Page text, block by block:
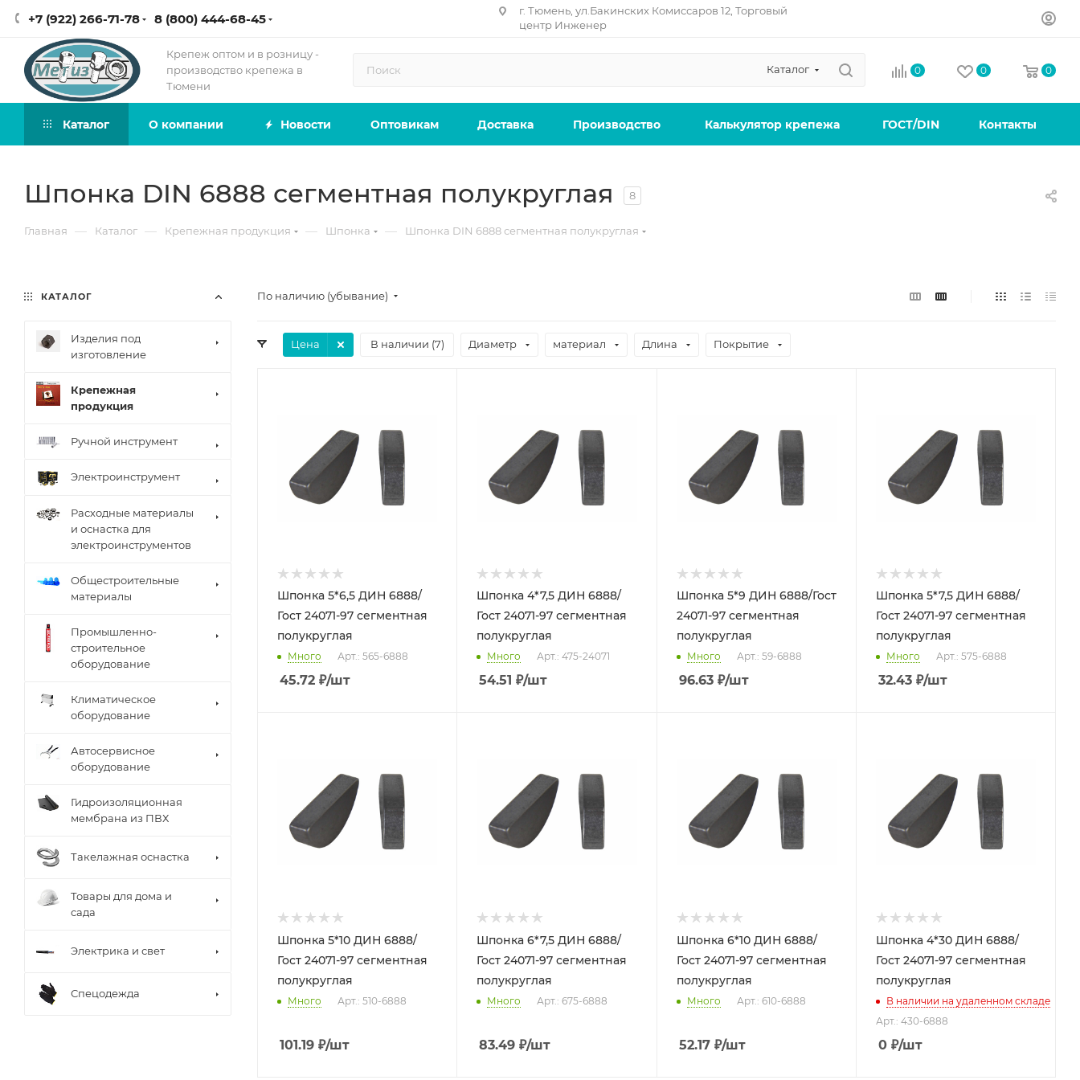
+7 (922) 266-71-78 8 (800) 444-68-45
г. Тюмень, ул.Бакинских Комиссаров 12, Торговый
центр Инженер
Крепеж оптом и в розницу -
производство крепежа в
Тюмени
Каталог 0 0 0
Каталог О компании Новости Оптовикам Доставка Производство Калькулятор крепежа ГОСТ/DIN Контакты
Шпонка DIN 6888 сегментная полукруглая 8
Главная — Каталог — Крепежная продукция — Шпонка — Шпонка DIN 6888 сегментная полукруглая
По наличию (убывание)
Цена В наличии (7) Диаметр материал Длина Покрытие
Шпонка 5*6,5 ДИН 6888/
Гост 24071-97 сегментная
полукруглая
Много Арт.: 565-6888
45.72 ₽/шт
Шпонка 4*7,5 ДИН 6888/
Гост 24071-97 сегментная
полукруглая
Много Арт.: 475-24071
54.51 ₽/шт
Шпонка 5*9 ДИН 6888/Гост
24071-97 сегментная
полукруглая
Много Арт.: 59-6888
96.63₽/шт
Шпонка 5*7,5 ДИН 6888/
Гост 24071-97 сегментная
полукруглая
Много Арт.: 575-6888
32.43₽/шт
Шпонка 5*10 ДИН 6888/
Гост 24071-97 сегментная
полукруглая
Много Арт.: 510-6888
101.19 ₽/шт
Шпонка 6*7,5 ДИН 6888/
Гост 24071-97 сегментная
полукруглая
Много Арт.: 675-6888
83.49 ₽/шт
Шпонка 6*10 ДИН 6888/
Гост 24071-97 сегментная
полукруглая
Много Арт.: 610-6888
52.17₽/шт
Шпонка 4*30 ДИН 6888/
Гост 24071-97 сегментная
полукруглая
В наличии на удаленном складе
Арт.: 430-6888
0₽/шт
КАТАЛОГ
Изделия под
изготовление
Крепежная
продукция
Ручной инструмент
Электроинструмент
Расходные материалы
и оснастка для
электроинструментов
Общестроительные
материалы
Промышленно-
строительное
оборудование
Климатическое
оборудование
Автосервисное
оборудование
Гидроизоляционная
мембрана из ПВХ
Такелажная оснастка
Товары для дома и
сада
Электрика и свет
Спецодежда